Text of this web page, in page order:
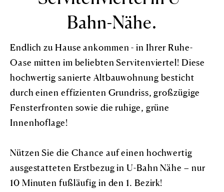
Bahn-Nähe.
Endlich zu Hause ankommen - in Ihrer Ruhe-
Oase mitten im beliebten Servitenviertel! Diese
hochwertig sanierte Altbauwohnung besticht
durch einen effizienten Grundriss, großzügige
Fensterfronten sowie die ruhige, grüne
Innenhoflage!
Nützen Sie die Chance auf einen hochwertig
ausgestatteten Erstbezug in U-Bahn Nähe – nur
10 Minuten fußläufig in den 1. Bezirk!